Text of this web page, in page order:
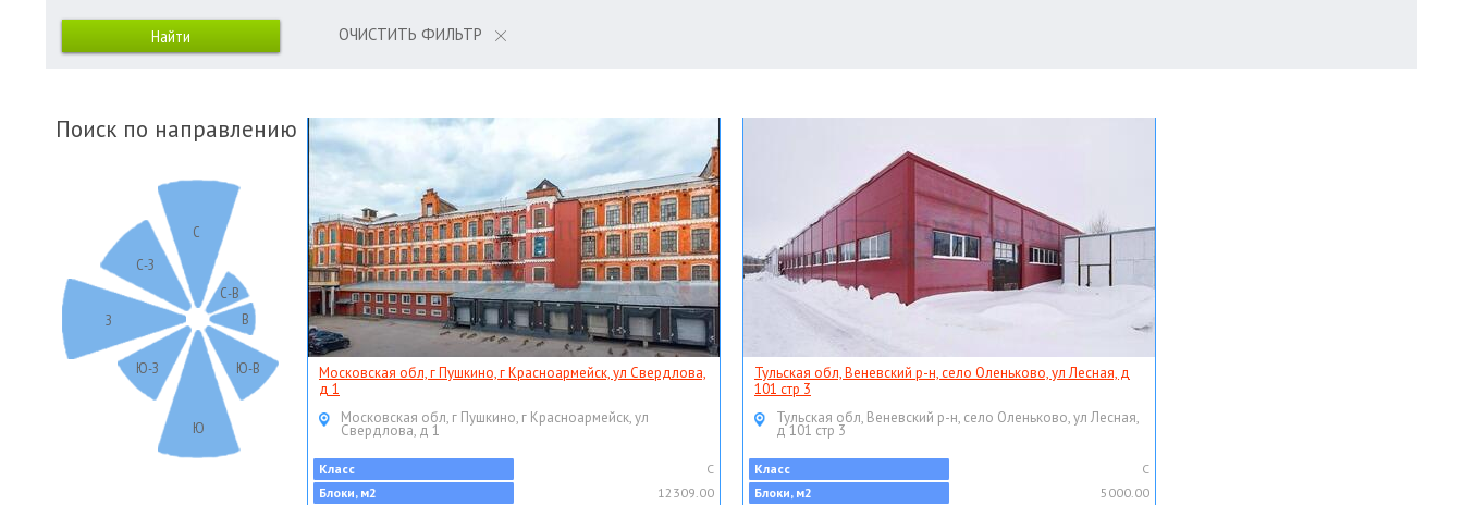
ОЧИСТИТЬ ФИЛЬТР
Поиск по направлению
С
С-В
В
Ю-В
Ю
Ю-З
З
С-З
Московская обл, г Пушкино, г Красноармейск, ул Свердлова,
д 1
Московская обл, г Пушкино, г Красноармейск, ул
Свердлова, д 1
Класс
C
Блоки, м2
12309.00
Тульская обл, Веневский р-н, село Оленьково, ул Лесная, д
101 стр 3
Тульская обл, Веневский р-н, село Оленьково, ул Лесная,
д 101 стр 3
Класс
C
Блоки, м2
5000.00